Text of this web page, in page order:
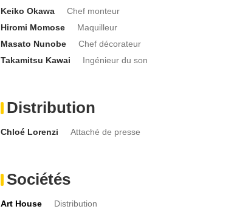
Keiko Okawa
Chef monteur
Hiromi Momose
Maquilleur
Masato Nunobe
Chef décorateur
Takamitsu Kawai
Ingénieur du son
Distribution
Chloé Lorenzi Attaché de presse
Sociétés
Art House
Distribution